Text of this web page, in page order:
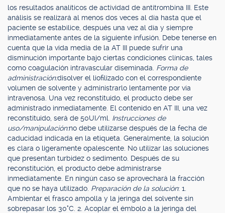
los resultados analíticos de actividad de antitrombina III. Este
análisis se realizará al menos dos veces al día hasta que el
paciente se estabilice, después una vez al día y siempre
inmediatamente antes de la siguiente infusión. Debe tenerse en
cuenta que la vida media de la AT III puede sufrir una
disminución importante bajo ciertas condiciones clínicas, tales
como coagulación intravascular diseminada. Forma de
administración:disolver el liofilizado con el correspondiente
volumen de solvente y administrarlo lentamente por vía
intravenosa. Una vez reconstituido, el producto debe ser
administrado inmediatamente. El contenido en AT III, una vez
reconstituido, será de 50UI/ml. Instrucciones de
uso/manipulación:no debe utilizarse después de la fecha de
caducidad indicada en la etiqueta. Generalmente, la solución
es clara o ligeramente opalescente. No utilizar las soluciones
que presentan turbidez o sedimento. Después de su
reconstitución, el producto debe administrarse
inmediatamente. En ningún caso se aprovechará la fracción
que no se haya utilizado. Preparación de la solución: 1.
Ambientar el frasco ampolla y la jeringa del solvente sin
sobrepasar los 30°C. 2. Acoplar el émbolo a la jeringa del